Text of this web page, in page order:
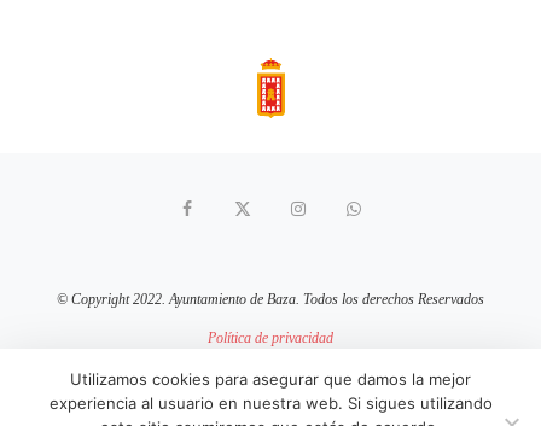
© Copyright 2022. Ayuntamiento de Baza. Todos los derechos Reservados
Política de privacidad
Política de cookies
sitio web mantenido por pixelcero.com
Utilizamos cookies para asegurar que damos la mejor
experiencia al usuario en nuestra web. Si sigues utilizando